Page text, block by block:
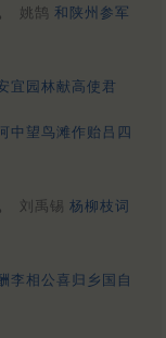
姚鹄 和陕州参军
宜园林献高使君
中望鸟滩作贻吕四
刘禹锡 杨柳枝词
李相公喜归乡国自